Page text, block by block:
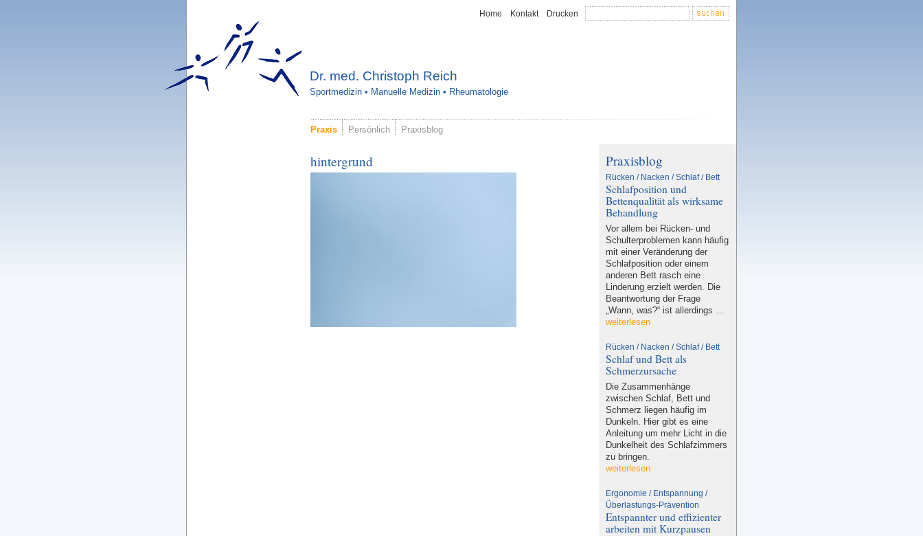
Home Kontakt Drucken
Dr. med. Christoph Reich
Sportmedizin • Manuelle Medizin • Rheumatologie
Praxis Persönlich Praxisblog
hintergrund Praxisblog
Rücken / Nacken / Schlaf / Bett
Schlafposition und
Bettenqualität als wirksame
Behandlung
Vor allem bei Rücken- und
Schulterproblemen kann häufig
mit einer Veränderung der
Schlafposition oder einem
anderen Bett rasch eine
Linderung erzielt werden. Die
Beantwortung der Frage
„Wann, was?“ ist allerdings …
weiterlesen
Rücken / Nacken / Schlaf / Bett
Schlaf und Bett als
Schmerzursache
Die Zusammenhänge
zwischen Schlaf, Bett und
Schmerz liegen häufig im
Dunkeln. Hier gibt es eine
Anleitung um mehr Licht in die
Dunkelheit des Schlafzimmers
zu bringen.
weiterlesen
Ergonomie / Entspannung /
Überlastungs-Prävention
Entspannter und effizienter
arbeiten mit Kurzpausen